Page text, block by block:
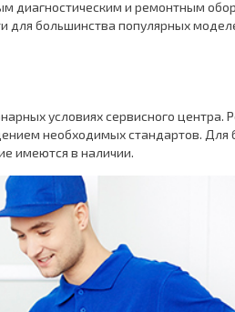
диагностическим и ремонтным
для большинства популярных
условиях сервисного центра.
необходимых стандартов. Для
имеются в наличии.